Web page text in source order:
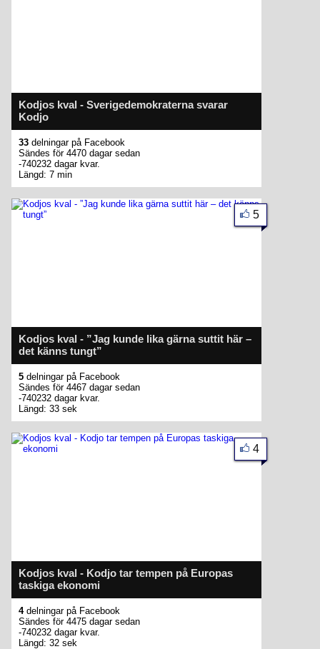
Kodjos kval - Sverigedemokraterna svarar
Kodjo
33 delningar på Facebook
Sändes för 4470 dagar sedan
-740232 dagar kvar.
Längd: 7 min
Kodjos kval - ”Jag kunde lika gärna suttit här –
det känns tungt”
5
5 delningar på Facebook
Sändes för 4467 dagar sedan
-740232 dagar kvar.
Längd: 33 sek
Kodjos kval - Kodjo tar tempen på Europas
taskiga ekonomi
4
4delningar på Facebook
Sändes för 4475 dagar sedan
-740232 dagar kvar.
Längd: 32 sek